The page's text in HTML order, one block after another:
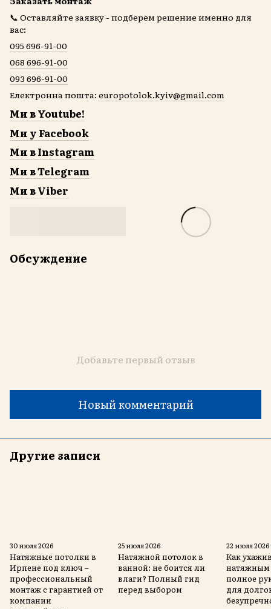
📞 Оставляйте заявку - подберем решение именно для
вас:
095 696-91-00
068 696-91-00
093 696-91-00
Електронна пошта: europotolok.kyiv@gmail.com
Ми в Youtube!
Ми у Facebook
Ми в Instagram
Ми в Telegram
Ми в Viber
Обсуждение
Добавьте первый отзыв
Новый комментарий
Другие записи
30 июля 2026
Натяжные потолки в
Ирпене под ключ –
профессиональный
монтаж с гарантией от
компании
25 июля 2026
Натяжной потолок в
ванной: не боится ли
влаги? Полный гид
перед выбором
22 июля 2026
Как
натяжным
полное
для